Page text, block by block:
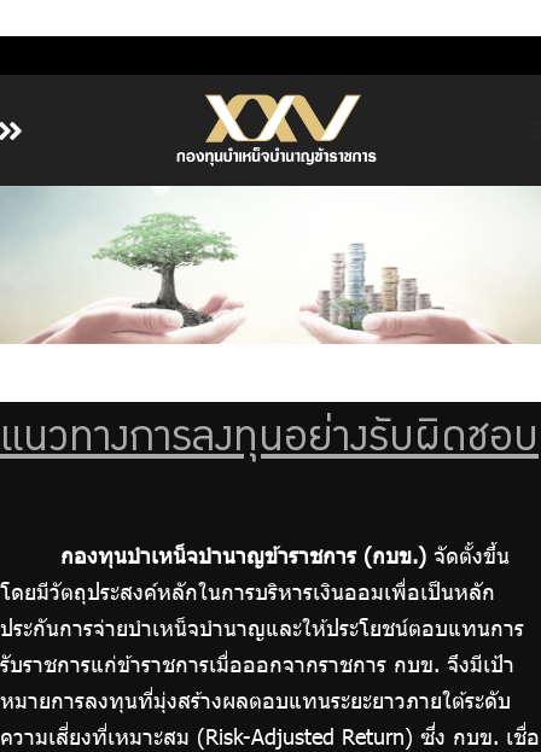
เกี่ยวกับ กบข.
รายงานผลการดำเนินงาน
บริการเจ้าหน้าที่ส่วนราชการ
ร่วมงานกับเรา
ติดต่อเรา
แนวทางการลงทุนอย่างรับผิดชอบ
กองทุนบำเหน็จบำนาญข้าราชการ (กบข.) จัดตั้งขึ้น
โดยมีวัตถุประสงค์หลักในการบริหารเงินออมเพื่อเป็นหลัก
ประกันการจ่ายบำเหน็จบำนาญและให้ประโยชน์ตอบแทนการ
รับราชการแก่ข้าราชการเมื่อออกจากราชการ กบข. จึงมีเป้า
หมายการลงทุนที่มุ่งสร้างผลตอบแทนระยะยาวภายใต้ระดับ
ความเสี่ยงที่เหมาะสม (Risk-Adjusted Return) ซึ่ง กบข. เชื่อ